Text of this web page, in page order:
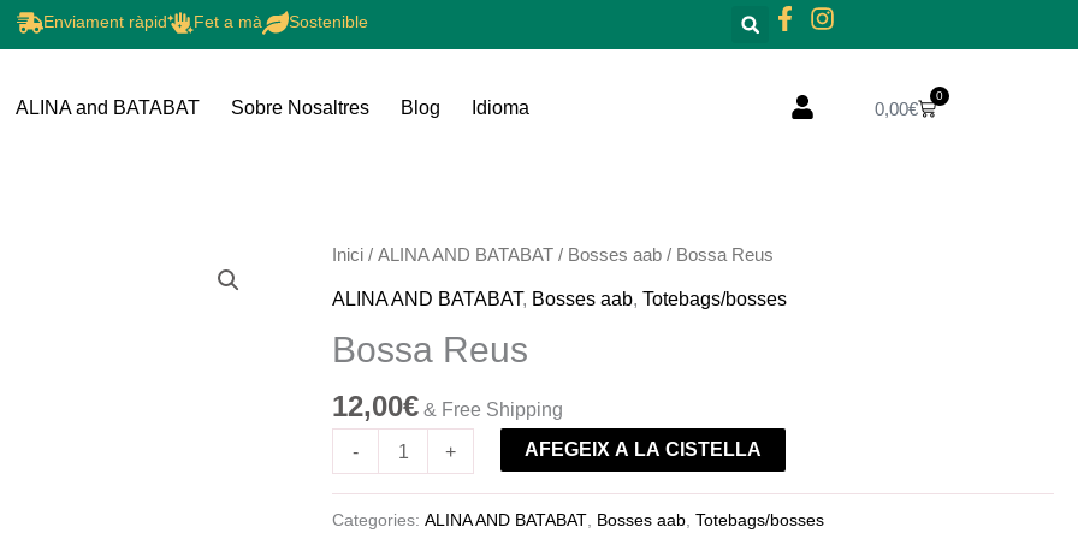
Enviament ràpid Fet a mà Sostenible
ALINA and BATABAT Sobre Nosaltres Blog Idioma 0,00€
0
Cistella
Inici /ALINA AND BATABAT / Bosses aab / Bossa Reus
ALINA AND BATABAT, Bosses aab,Totebags/bosses
Bossa Reus
12,00€ & Free Shipping
-
quantitat
de
Reus
+ AFEGEIX A LA CISTELLA
Categories:ALINA AND BATABAT Bosses aab ,Totebags/bosses